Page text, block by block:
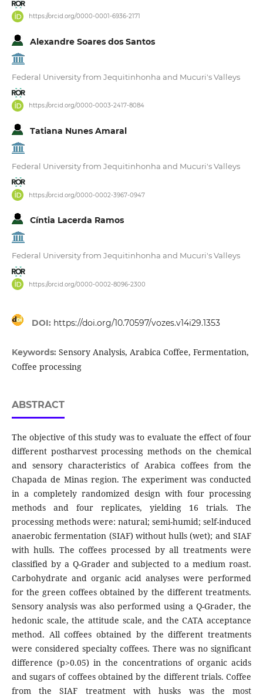
https://orcid.org/0000-0001-6936-2171
Alexandre Soares dos Santos
Federal University from Jequitinhonha and Mucuri's Valleys
https://orcid.org/0000-0003-2417-8084
Tatiana Nunes Amaral
Federal University from Jequitinhonha and Mucuri's Valleys
https://orcid.org/0000-0002-3967-0947
Cíntia Lacerda Ramos
Federal University from Jequitinhonha and Mucuri's Valleys
https://orcid.org/0000-0002-8096-2300
DOI: https://doi.org/10.70597/vozes.v14i29.1353
Keywords: Sensory Analysis, Arabica Coffee, Fermentation,
Coffee processing
ABSTRACT
The objective of this study was to evaluate the effect of four
different postharvest processing methods on the chemical
and sensory characteristics of Arabica coffees from the
Chapada de Minas region. The experiment was conducted
in a completely randomized design with four processing
methods and four replicates, yielding 16 trials. The
processing methods were: natural; semi-humid; self-induced
anaerobic fermentation (SIAF) without hulls (wet); and SIAF
with hulls. The coffees processed by all treatments were
classified by a Q-Grader and subjected to a medium roast.
Carbohydrate and organic acid analyses were performed
for the green coffees obtained by the different treatments.
Sensory analysis was also performed using a Q-Grader, the
hedonic scale, the attitude scale, and the CATA acceptance
method. All coffees obtained by the different treatments
were considered specialty coffees. There was no significant
difference (p>0.05) in the concentrations of organic acids
and sugars of coffees obtained by the different trials. Coffee
from the SIAF treatment with husks was the most